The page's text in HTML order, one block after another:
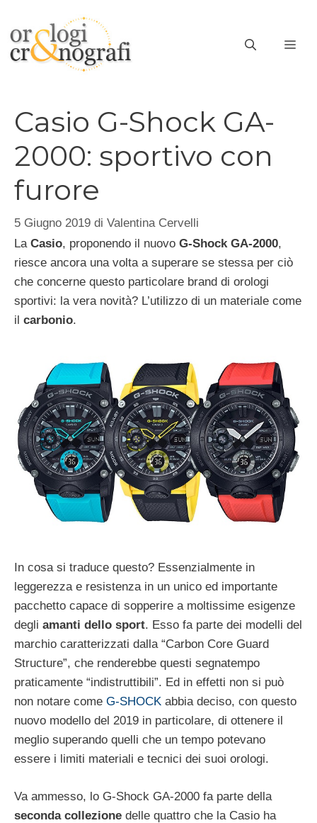
contenuto
Casio G-Shock GA-
2000: sportivo con
furore
5 Giugno 2019 di Valentina Cervelli
La Casio, proponendo il nuovo G-Shock GA-2000,
riesce ancora una volta a superare se stessa per ciò
che concerne questo particolare brand di orologi
sportivi: la vera novità? L’utilizzo di un materiale come
il carbonio.
In cosa si traduce questo? Essenzialmente in
leggerezza e resistenza in un unico ed importante
pacchetto capace di sopperire a moltissime esigenze
degli amanti dello sport. Esso fa parte dei modelli del
marchio caratterizzati dalla “Carbon Core Guard
Structure”, che renderebbe questi segnatempo
praticamente “indistruttibili”. Ed in effetti non si può
non notare come G-SHOCK abbia deciso, con questo
nuovo modello del 2019 in particolare, di ottenere il
meglio superando quelli che un tempo potevano
essere i limiti materiali e tecnici dei suoi orologi.
Va ammesso, lo G-Shock GA-2000 fa parte della
seconda collezione delle quattro che la Casio ha